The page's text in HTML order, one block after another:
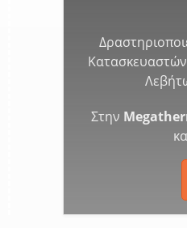
Στην